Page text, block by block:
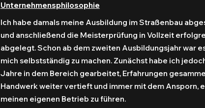
Unternehmensphilosophie
Ich habe damals meine Ausbildung im Straßenbau
und anschließend die Meisterprüfung in Vollzeit
abgelegt. Schon ab dem zweiten Ausbildungsjahr war
mich selbstständig zu machen. Zunächst habe ich
Jahre in dem Bereich gearbeitet, Erfahrungen
Handwerk weiter vertieft und immer mit dem Ansporn,
meinen eigenen Betrieb zu führen.